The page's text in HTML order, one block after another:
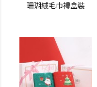
珊瑚絨毛巾禮盒裝